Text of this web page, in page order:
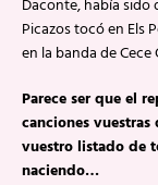
Daconte, había sido
Picazos tocó en Els
en la banda de Cece
Parece ser que el
canciones
vuestro listado de
naciendo…